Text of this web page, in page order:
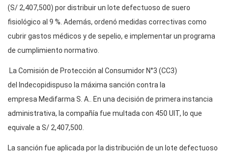
(S/ 2,407,500) por distribuir un lote defectuoso de suero
fisiológico al 9 %. Además, ordenó medidas correctivas como
cubrir gastos médicos y de sepelio, e implementar un programa
de cumplimiento normativo.
La Comisión de Protección al Consumidor N°3 (CC3)
del Indecopidispuso la máxima sanción contra la
empresa Medifarma S. A.. En una decisión de primera instancia
administrativa, la compañía fue multada con 450 UIT, lo que
equivale a S/ 2,407,500.
La sanción fue aplicada por la distribución de un lote defectuoso